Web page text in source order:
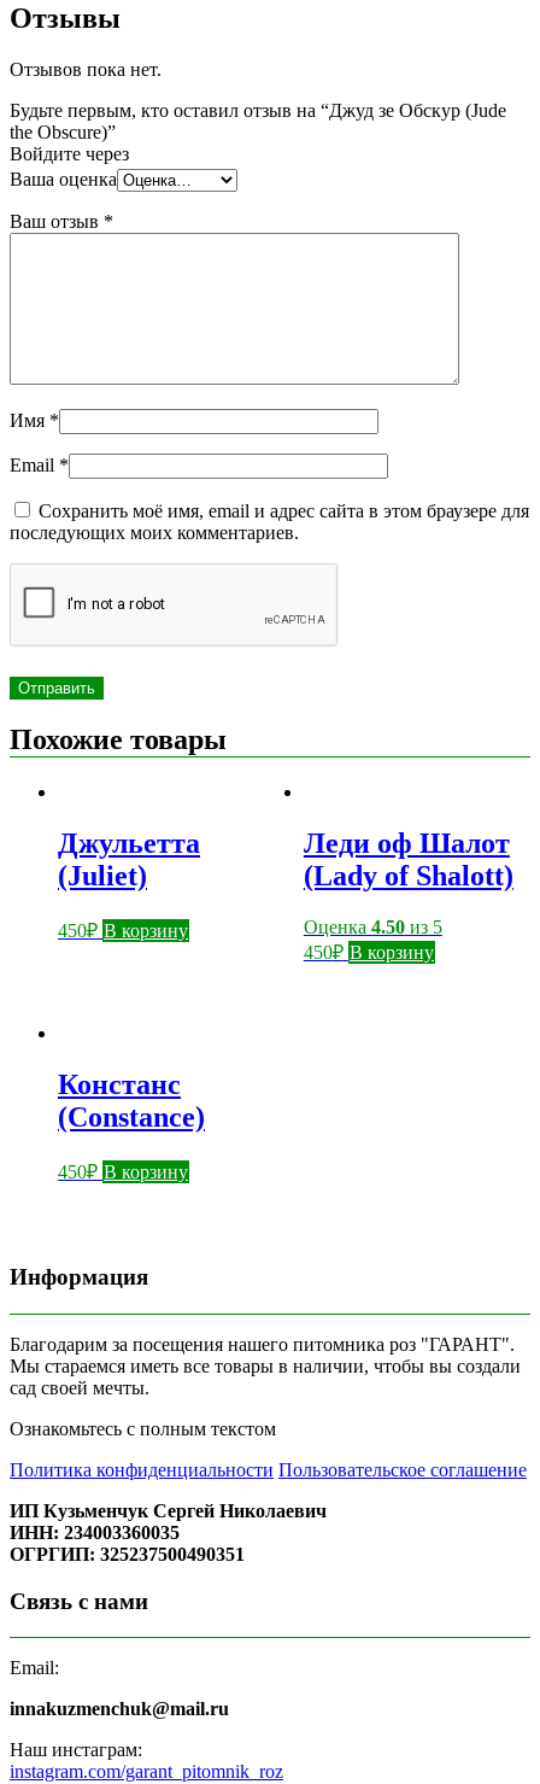
Отзывы
Отзывов пока нет.
Будьте первым, кто оставил отзыв на “Джуд зе Обскур (Jude
the Obscure)”
Войдите через
Ваша оценка
Ваш отзыв *
Имя *
Email *
Сохранить моё имя, email и адрес сайта в этом браузере для
последующих моих комментариев.
Похожие товары
Джульетта
(Juliet)
450₽ В корзину
Леди оф Шалот
(Lady of Shalott)
Оценка 4.50из 5
450₽ В корзину
Констанс
(Constance)
450₽ В корзину
Информация
Благодарим за посещения нашего питомника роз "ГАРАНТ".
Мы стараемся иметь все товары в наличии, чтобы вы создали
сад своей мечты.
Ознакомьтесь с полным текстом
Политика конфиденциальности Пользовательское соглашение
ИП Кузьменчук Сергей Николаевич
ИНН: 234003360035
ОГРГИП: 325237500490351
Связь с нами
Email:
innakuzmenchuk@mail.ru
Наш инстаграм:
instagram.com/garant_pitomnik_roz